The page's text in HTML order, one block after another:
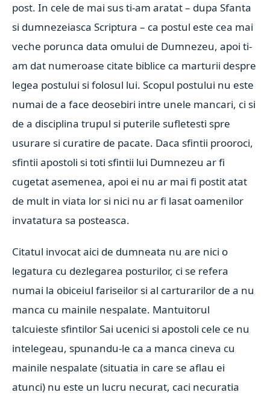
post. In cele de mai sus ti-am aratat – dupa Sfanta
si dumnezeiasca Scriptura – ca postul este cea mai
veche porunca data omului de Dumnezeu, apoi ti-
am dat numeroase citate biblice ca marturii despre
legea postului si folosul lui. Scopul postului nu este
numai de a face deosebiri intre unele mancari, ci si
de a disciplina trupul si puterile sufletesti spre
usurare si curatire de pacate. Daca sfintii prooroci,
sfintii apostoli si toti sfintii lui Dumnezeu ar fi
cugetat asemenea, apoi ei nu ar mai fi postit atat
de mult in viata lor si nici nu ar fi lasat oamenilor
invatatura sa posteasca.
Citatul invocat aici de dumneata nu are nici o
legatura cu dezlegarea posturilor, ci se refera
numai la obiceiul fariseilor si al carturarilor de a nu
manca cu mainile nespalate. Mantuitorul
talcuieste sfintilor Sai ucenici si apostoli cele ce nu
intelegeau, spunandu-le ca a manca cineva cu
mainile nespalate (situatia in care se aflau ei
atunci) nu este un lucru necurat, caci necuratia